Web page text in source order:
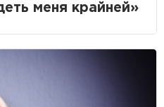
меня крайней»